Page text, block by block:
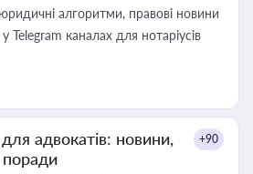
алгоритми, правові новини
каналах для нотаріусів
адвокатів: новини,
поради
+90